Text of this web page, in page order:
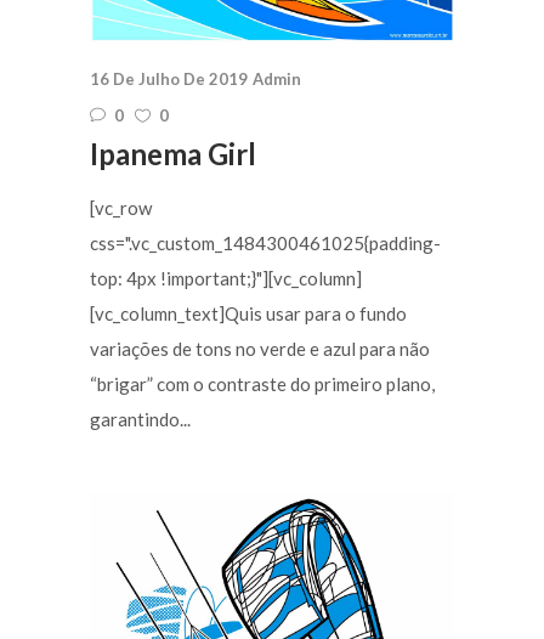
16 De Julho De 2019 Admin
0
0
Ipanema Girl
[vc_row
css=".vc_custom_1484300461025{padding-
top: 4px !important;}"][vc_column]
[vc_column_text]Quis usar para o fundo
variações de tons no verde e azul para não
“brigar” com o contraste do primeiro plano,
garantindo...